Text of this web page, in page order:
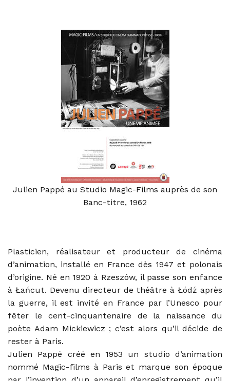
Julien Pappé au Studio Magic-Films auprès de son
Banc-titre, 1962
Plasticien, réalisateur et producteur de cinéma
d’animation, installé en France dès 1947 et polonais
d’origine. Né en 1920 à Rzeszów, il passe son enfance
à Łańcut. Devenu directeur de théâtre à Łódź après
la guerre, il est invité en France par l’Unesco pour
fêter le cent-cinquantenaire de la naissance du
poète Adam Mickiewicz ; c’est alors qu’il décide de
rester à Paris.
Julien Pappé créé en 1953 un studio d’animation
nommé Magic-films à Paris et marque son époque